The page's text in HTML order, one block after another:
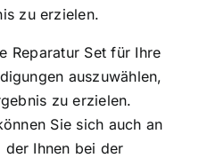
zu erzielen.
Reparatur Set für Ihre
auszuwählen,
zu erzielen.
Sie sich auch an
der Ihnen bei der